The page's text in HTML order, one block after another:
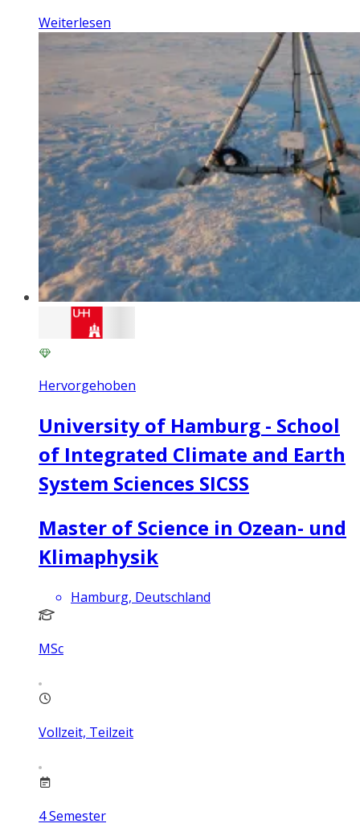
Weiterlesen
Hervorgehoben
University of Hamburg - School
of Integrated Climate and Earth
System Sciences SICSS
Master of Science in Ozean- und
Klimaphysik
Hamburg, Deutschland
MSc
Vollzeit, Teilzeit
4Semester